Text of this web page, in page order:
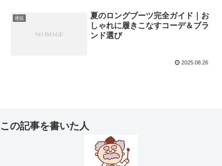
通販
夏のロングブーツ完全ガイド｜お
しゃれに履きこなすコーデ＆ブラ
ンド選び
2025.08.26
この記事を書いた人